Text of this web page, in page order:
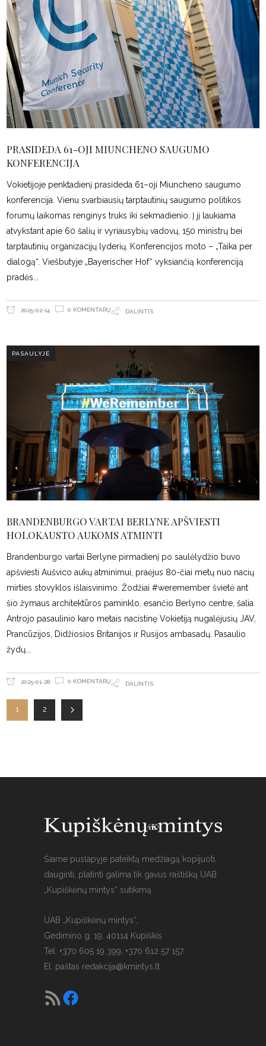
PRASIDEDA 61-OJI MIUNCHENO SAUGUMO
KONFERENCIJA
Vokietijoje penktadienį prasideda 61–oji Miuncheno saugumo
konferencija. Vienu svarbiausių tarptautinių saugumo politikos
forumų laikomas renginys truks iki sekmadienio. Į jį laukiama
atvykstant apie 60 šalių ir vyriausybių vadovų, 150 ministrų bei
tarptautinių organizacijų lyderių. Konferencijos moto – „Taika per
dialogą“. Viešbutyje „Bayerischer Hof“ vyksiančią konferenciją
pradės
2025-02-14 0 KOMENTARŲ DALINTIS
PASAULYJE
BRANDENBURGO VARTAI BERLYNE APŠVIESTI
HOLOKAUSTO AUKOMS ATMINTI
Brandenburgo vartai Berlyne pirmadienį po saulėlydžio buvo
apšviesti Aušvico aukų atminimui, praėjus 80-čiai metų nuo nacių
mirties stovyklos išlaisvinimo. Žodžiai #weremember švietė ant
šio žymaus architektūros paminklo, esančio Berlyno centre, šalia
Antrojo pasaulinio karo metais nacistinę Vokietiją nugalėjusių JAV,
Prancūzijos, Didžiosios Britanijos ir Rusijos ambasadų. Pasaulio
žydų
2025-01-28 0 KOMENTARŲ DALINTIS
1 2
Šiame puslapyje pateiktą medžiagą kopijuoti,
dauginti, platinti galima tik gavus raštišką UAB
„Kupiškėnų mintys“ sutikimą.
UAB „Kupiškėnų mintys“,
Gedimino g. 19, 40114 Kupiškis
Tel. +370 605 19 399, +370 612 57 157.
El. paštas redakcija@kmintys.lt